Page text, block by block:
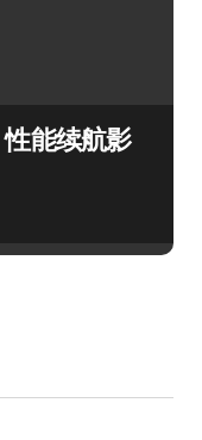
能续航影